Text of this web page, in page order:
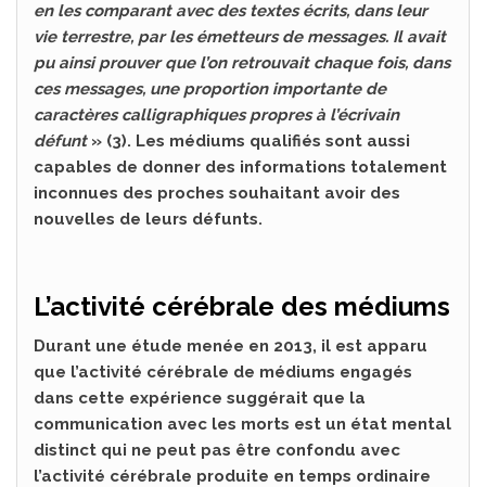
en les comparant avec des textes écrits, dans leur
vie terrestre, par les émetteurs de messages. Il avait
pu ainsi prouver que l’on retrouvait chaque fois, dans
ces messages, une proportion importante de
caractères calligraphiques propres à l’écrivain
défunt» (3). Les médiums qualifiés sont aussi
capables de donner des informations totalement
inconnues des proches souhaitant avoir des
nouvelles de leurs défunts.
L’activité cérébrale des médiums
Durant une étude menée en 2013, il est apparu
que l’activité cérébrale de médiums engagés
dans cette expérience suggérait que la
communication avec les morts est un état mental
distinct qui ne peut pas être confondu avec
l’activité cérébrale produite en temps ordinaire